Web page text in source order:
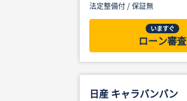
法定整備付 /保証無
いますぐ
ローン審査
日産 キャラバンバン